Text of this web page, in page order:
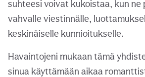
suhteesi voivat kukoistaa, kun
vahvalle viestinnälle,
keskinäiselle kunnioitukselle.
Havaintojeni mukaan tämä
sinua käyttämään aikaa